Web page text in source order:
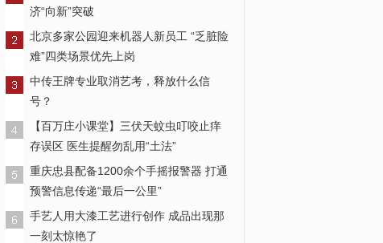
司机被困孤岛 消防救助脱险
济“向新”突破
北京多家公园迎来机器人新员工 “乏脏险
难”四类场景优先上岗
中传王牌专业取消艺考，释放什么信
号？
【百万庄小课堂】三伏天蚊虫叮咬止痒
存误区 医生提醒勿乱用“土法”
重庆忠县配备1200余个手摇报警器 打通
预警信息传递“最后一公里”
手艺人用大漆工艺进行创作 成品出现那
一刻太惊艳了